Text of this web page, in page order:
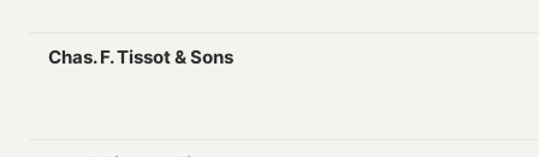
Chas. F. Tissot & Sons